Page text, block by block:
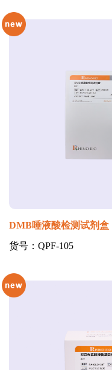
DMB唾液酸检测试剂盒
货号：QPF-105